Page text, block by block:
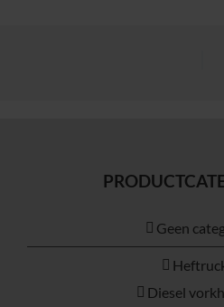
Geen
Diesel